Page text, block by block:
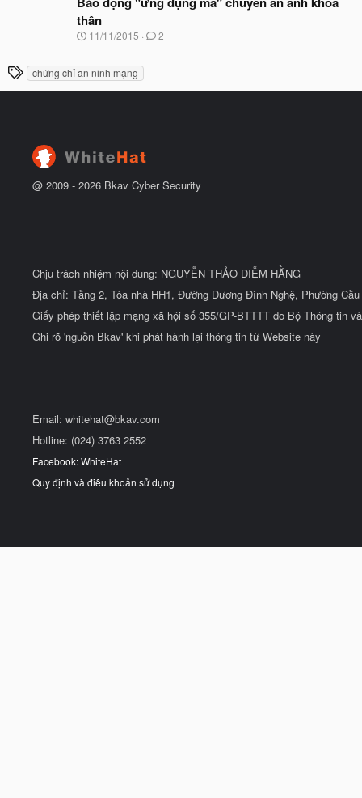
ầ
u
b
ắ
đ
ầ
u
thân
N
y
u
11/11/2015 2
T
h
chứng chỉ an ninh mạng
@ 2009 - 2026 Bkav Cyber Security
Chịu trách nhiệm nội dung: NGUYỄN THẢO DIỄM HẰNG
Địa chỉ: Tầng 2, Tòa nhà HH1, Đường Dương Đình Nghệ, Phường
Giấy phép thiết lập mạng xã hội số 355/GP-BTTTT do Bộ Thông tin
Ghi rõ 'nguồn Bkav' khi phát hành lại thông tin từ Website này
Email: whitehat@bkav.com
Hotline: (024) 3763 2552
Facebook: WhiteHat
Quy định và điều khoản sử dụng